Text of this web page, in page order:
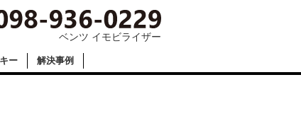
ベンツ イモビライザー
ー 解決事例